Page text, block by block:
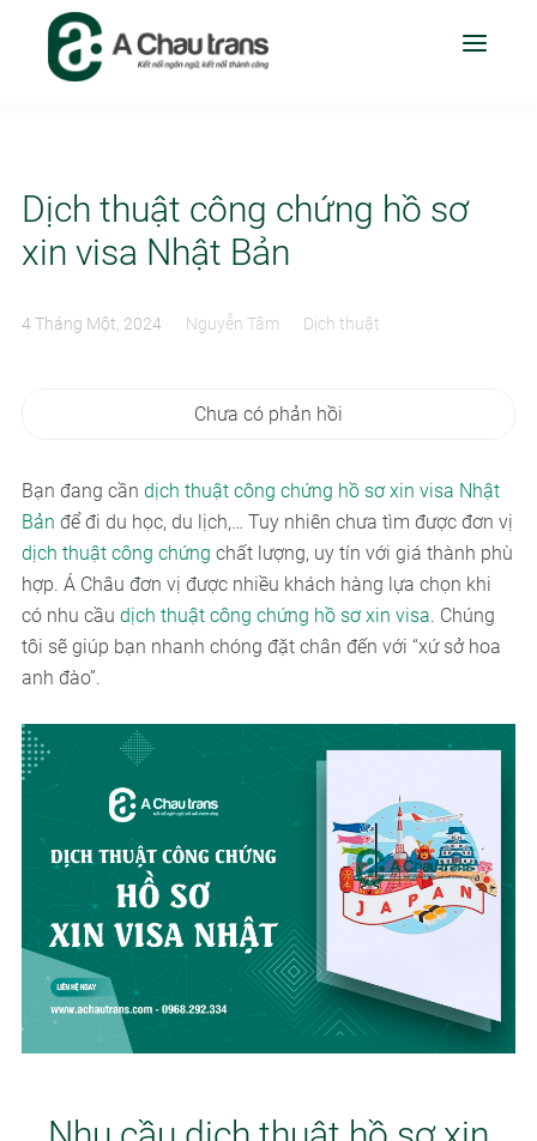
Dịch thuật công chứng hồ sơ
xin visa Nhật Bản
4 Tháng Một, 2024 Nguyễn Tâm Dịch thuật
Chưa có phản hồi
Bạn đang cần dịch thuật công chứng hồ sơ xin visa Nhật
Bản để đi du học, du lịch,… Tuy nhiên chưa tìm được đơn vị
dịch thuật công chứng chất lượng, uy tín với giá thành phù
hợp. Á Châu đơn vị được nhiều khách hàng lựa chọn khi
có nhu cầu dịch thuật công chứng hồ sơ xin visa. Chúng
tôi sẽ giúp bạn nhanh chóng đặt chân đến với “xứ sở hoa
anh đào”.